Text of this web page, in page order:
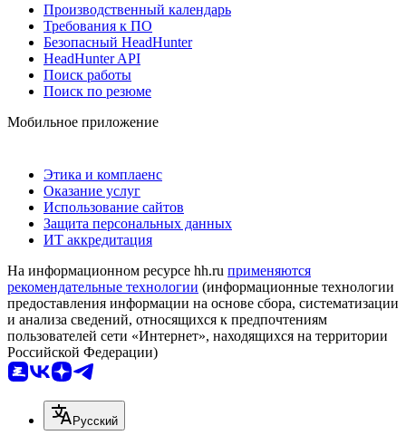
Производственный календарь
Требования к ПО
Безопасный HeadHunter
HeadHunter API
Поиск работы
Поиск по резюме
Мобильное приложение
Этика и комплаенс
Оказание услуг
Использование сайтов
Защита персональных данных
ИТ аккредитация
На информационном ресурсе hh.ru применяются
рекомендательные технологии (информационные технологии
предоставления информации на основе сбора, систематизации
и анализа сведений, относящихся к предпочтениям
пользователей сети «Интернет», находящихся на территории
Российской Федерации)
Русский